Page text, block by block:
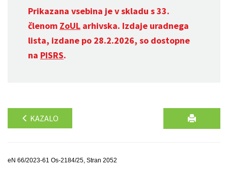
Prikazana vsebina je v skladu s 33.
členom ZoUL arhivska. Izdaje uradnega
lista, izdane po 28.2.2026, so dostopne
na PISRS.
KAZALO
eN 66/2023-61 Os-2184/25, Stran 2052